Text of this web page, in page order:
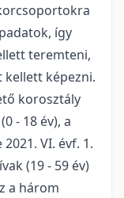
így
teremteni,
képezni.
korosztály
- 18 év), a
VI. évf. 1.
(19 - 59 év)
a három